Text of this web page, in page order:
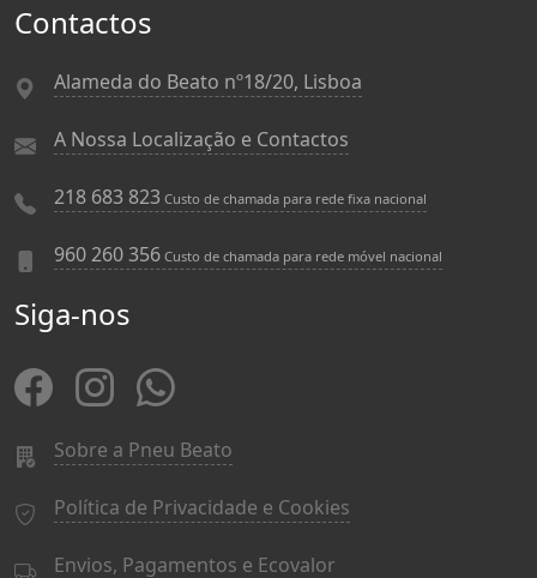
Contactos
Alameda do Beato nº18/20, Lisboa
A Nossa Localização e Contactos
218 683 823 Custo de chamada para rede fixa nacional
960 260 356 Custo de chamada para rede móvel nacional
Siga-nos
Sobre a Pneu Beato
Política de Privacidade e Cookies
Envios, Pagamentos e Ecovalor